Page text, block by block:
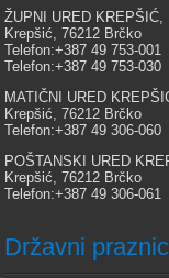
ŽUPNI URED KREPŠIĆ,
Krepšić, 76212 Brčko
Telefon:+387 49 753-001
Telefon:+387 49 753-030
MATIČNI URED
Krepšić, 76212 Brčko
Telefon:+387 49 306-060
POŠTANSKI URED
Krepšić, 76212 Brčko
Telefon:+387 49 306-061
Državni